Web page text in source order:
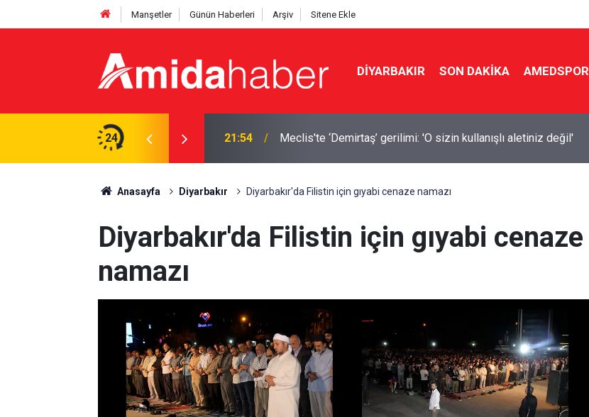
Manşetler Günün Haberleri Arşiv Sitene Ekle
DIYARBAKIR SON DAKIKA AMEDSPOR
24
kullanışlı aletiniz değil' 21:18 Elazığ’da 14 bin 894 afet konutu ve iş yeri inşa edildi
Anasayfa Diyarbakır Diyarbakır'da Filistin için gıyabi cenaze namazı
Diyarbakır'da Filistin için gıyabi cenaze
namazı